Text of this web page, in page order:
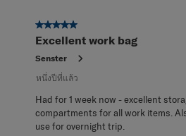
5 จาก 5 ดาว
Excellent work bag
Senster
หนึ่งปีที่แล้ว
Had for 1 week now - excellent
compartments for all work items.
use for overnight trip.